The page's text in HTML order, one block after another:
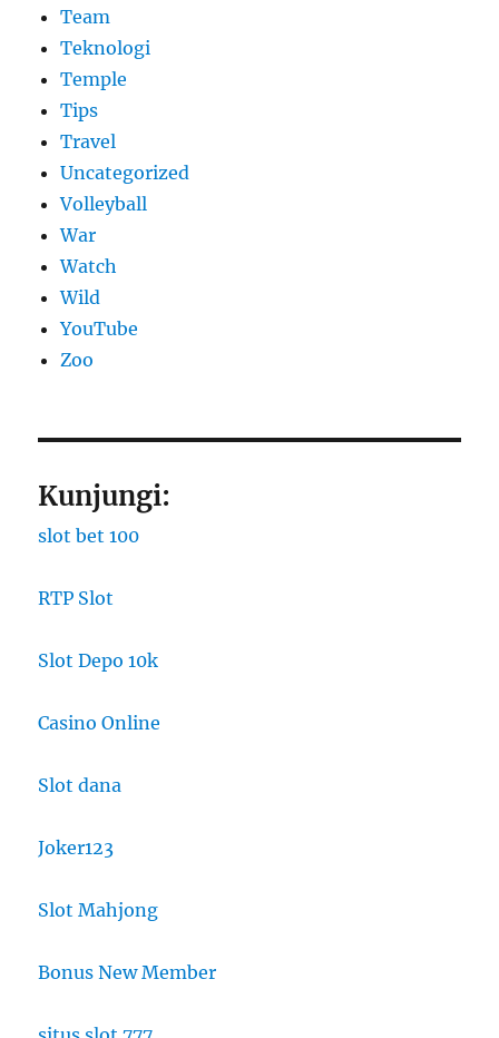
Team
Teknologi
Temple
Tips
Travel
Uncategorized
Volleyball
War
Watch
Wild
YouTube
Zoo
Kunjungi:
slot bet 100
RTP Slot
Slot Depo 10k
Casino Online
Slot dana
Joker123
Slot Mahjong
Bonus New Member